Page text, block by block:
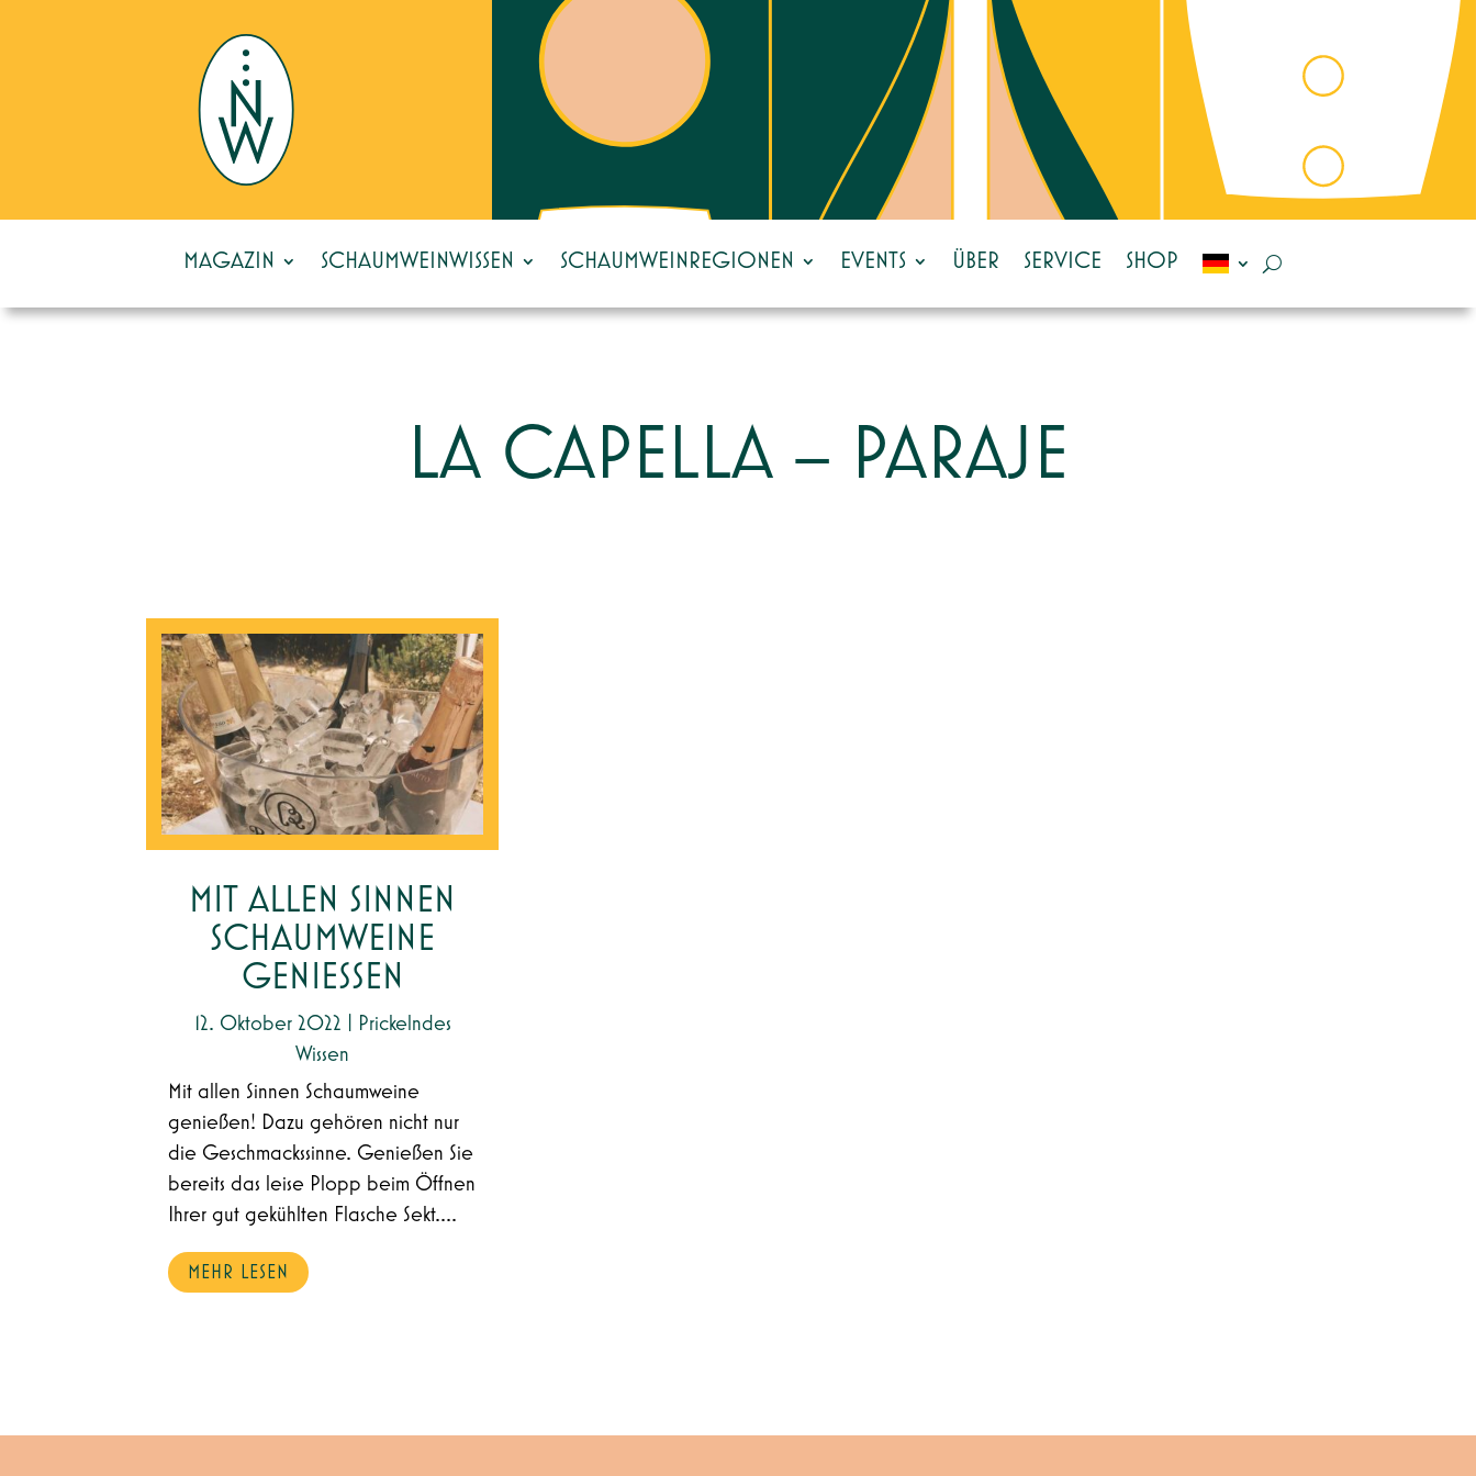
MAGAZIN SCHAUMWEINWISSEN SCHAUMWEINREGIONEN EVENTS ÜBER SERVICE SHOP
LA CAPELLA – PARAJE
MIT ALLEN SINNEN
SCHAUMWEINE
GENIESSEN
12. Oktober 2022
Prickelndes
Wissen
Mit allen Sinnen Schaumweine
genießen! Dazu gehören nicht nur
die Geschmackssinne. Genießen Sie
bereits das leise Plopp beim Öffnen
Ihrer gut gekühlten Flasche Sekt....
MEHR LESEN